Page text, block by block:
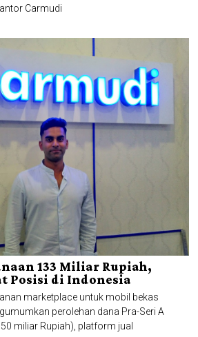
Carmudi
133 Miliar Rupiah,
Posisi di Indonesia
marketplace untuk mobil bekas
perolehan dana Pra-Seri A
miliar Rupiah), platform jual